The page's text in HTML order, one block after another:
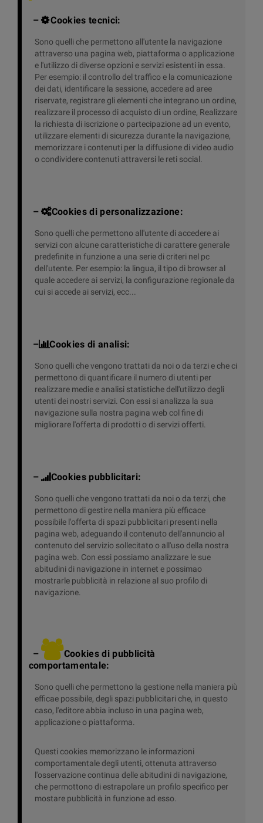
– Cookies tecnici:
Sono quelli che permettono all'utente la navigazione
attraverso una pagina web, piattaforma o applicazione
e l'utilizzo di diverse opzioni e servizi esistenti in essa.
Per esempio: il controllo del traffico e la comunicazione
dei dati, identificare la sessione, accedere ad aree
riservate, registrare gli elementi che integrano un ordine,
realizzare il processo di acquisto di un ordine, Realizzare
la richiesta di iscrizione o partecipazione ad un evento,
utilizzare elementi di sicurezza durante la navigazione,
memorizzare i contenuti per la diffusione di video audio
o condividere contenuti attraversi le reti social.
– Cookies di personalizzazione:
Sono quelli che permettono all'utente di accedere ai
servizi con alcune caratteristiche di carattere generale
predefinite in funzione a una serie di criteri nel pc
dell'utente. Per esempio: la lingua, il tipo di browser al
quale accedere ai servizi, la configurazione regionale da
cui si accede ai servizi, ecc...
– Cookies di analisi:
Sono quelli che vengono trattati da noi o da terzi e che ci
permettono di quantificare il numero di utenti per
realizzare medie e analisi statistiche dell'utilizzo degli
utenti dei nostri servizi. Con essi si analizza la sua
navigazione sulla nostra pagina web col fine di
migliorare l'offerta di prodotti o di servizi offerti.
– Cookies pubblicitari:
Sono quelli che vengono trattati da noi o da terzi, che
permettono di gestire nella maniera più efficace
possibile l'offerta di spazi pubblicitari presenti nella
pagina web, adeguando il contenuto dell'annuncio al
contenuto del servizio sollecitato o all'uso della nostra
pagina web. Con essi possiamo analizzare le sue
abitudini di navigazione in internet e possimao
mostrarle pubblicità in relazione al suo profilo di
navigazione.
–
Cookies di pubblicità
comportamentale:
Sono quelli che permettono la gestione nella maniera più
efficae possibile, degli spazi pubblicitari che, in questo
caso, l'editore abbia incluso in una pagina web,
applicazione o piattaforma.
Questi cookies memorizzano le informazioni
comportamentale degli utenti, ottenuta attraverso
l'osservazione continua delle abitudini di navigazione,
che permottono di estrapolare un profilo specifico per
mostare pubblicità in funzione ad esso.